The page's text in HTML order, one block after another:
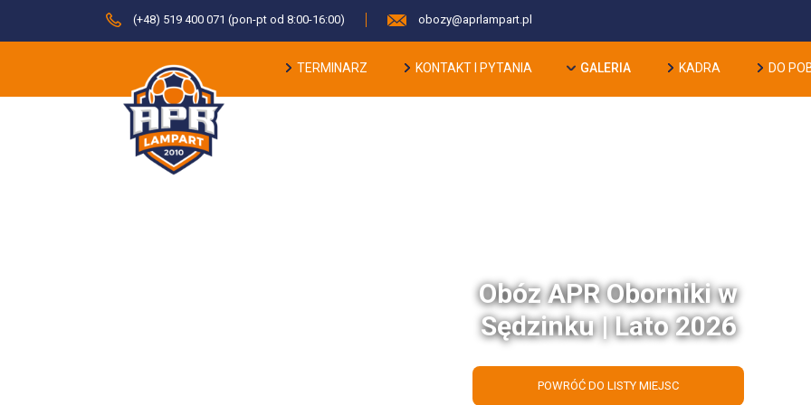
(+48) 519 400 071 (pon-pt od 8:00-16:00) obozy@aprlampart.pl
TERMINARZ KONTAKT I PYTANIA GALERIA KADRA DO
Obóz APR Oborniki w
Sędzinku | Lato 2026
POWRÓĆ DO LISTY MIEJSC